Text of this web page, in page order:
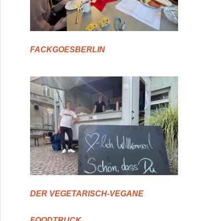
FACKGOESBERLIN
DER VEGETARISCH-VEGANE